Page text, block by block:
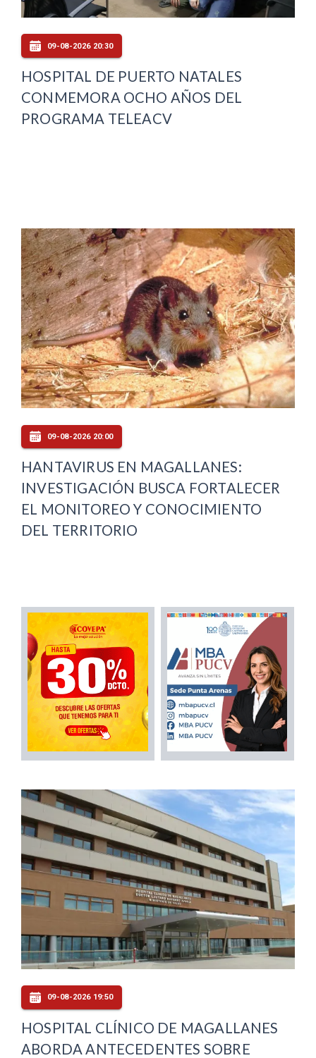
09-08-2026 20:30
HOSPITAL DE PUERTO NATALES
CONMEMORA OCHO AÑOS DEL
PROGRAMA TELEACV
09-08-2026 20:00
HANTAVIRUS EN MAGALLANES:
INVESTIGACIÓN BUSCA FORTALECER
EL MONITOREO Y CONOCIMIENTO
DEL TERRITORIO
09-08-2026 19:50
HOSPITAL CLÍNICO DE MAGALLANES
ABORDA ANTECEDENTES SOBRE